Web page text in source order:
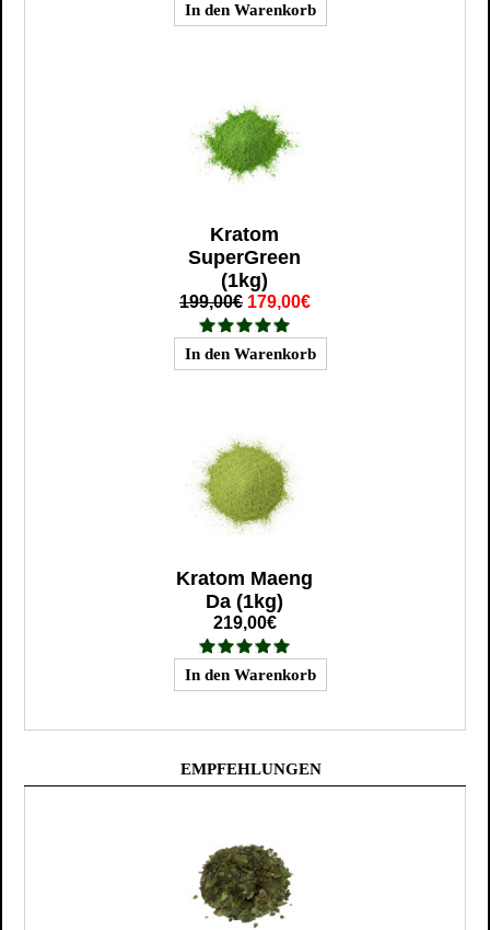
Kratom
SuperGreen
(1kg)
199,00€ 179,00€
Kratom Maeng
Da (1kg)
219,00€
EMPFEHLUNGEN